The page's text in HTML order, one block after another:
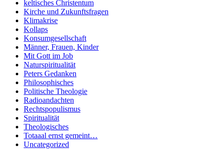
keltisches Christentum
Kirche und Zukunftsfragen
Klimakrise
Kollaps
Konsumgesellschaft
Männer, Frauen, Kinder
Mit Gott im Job
Naturspiritualität
Peters Gedanken
Philosophisches
Politische Theologie
Radioandachten
Rechtspopulismus
Spiritualität
Theologisches
Totaaal ernst gemeint…
Uncategorized